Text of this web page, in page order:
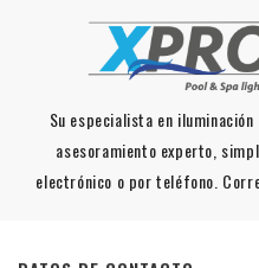
Su especialista en
asesoramiento experto,
electrónico o por teléfono.